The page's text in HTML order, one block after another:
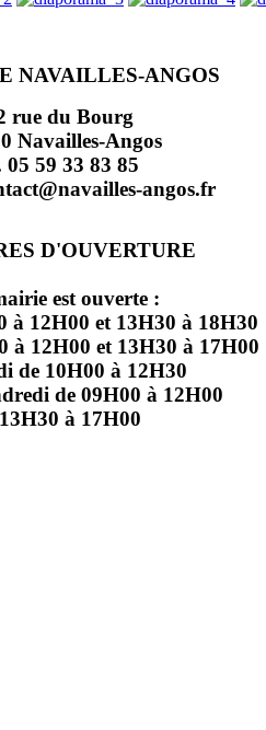
NAVAILLES-ANGOS
rue du Bourg
Navailles-Angos
05 59 33 83 85
angos.fr
D'OUVERTURE
est ouverte :
à 12H00 et 13H30 à 18H30
à 12H00 et 13H30 à 17H00
de 10H00 à 12H30
de 09H00 à 12H00
à 17H00